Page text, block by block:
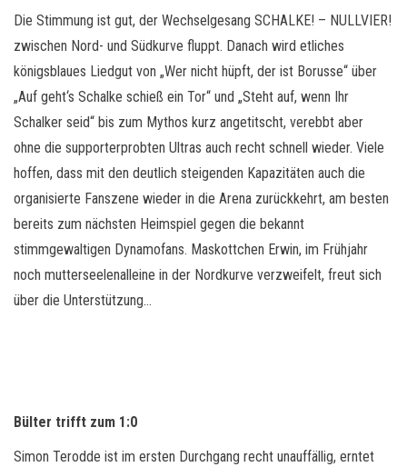
Die Stimmung ist gut, der Wechselgesang SCHALKE! – NULLVIER!
zwischen Nord- und Südkurve fluppt. Danach wird etliches
königsblaues Liedgut von „Wer nicht hüpft, der ist Borusse“ über
„Auf geht‘s Schalke schieß ein Tor“ und „Steht auf, wenn Ihr
Schalker seid“ bis zum Mythos kurz angetitscht, verebbt aber
ohne die supporterprobten Ultras auch recht schnell wieder. Viele
hoffen, dass mit den deutlich steigenden Kapazitäten auch die
organisierte Fanszene wieder in die Arena zurückkehrt, am besten
bereits zum nächsten Heimspiel gegen die bekannt
stimmgewaltigen Dynamofans. Maskottchen Erwin, im Frühjahr
noch mutterseelenalleine in der Nordkurve verzweifelt, freut sich
über die Unterstützung…
Bülter trifft zum 1:0
Simon Terodde ist im ersten Durchgang recht unauffällig, erntet